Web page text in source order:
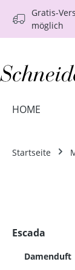
Hauptinhalt
Zur Suche
ZurGratis-
möglich
HOME
Startseite
Escada
Damenduft